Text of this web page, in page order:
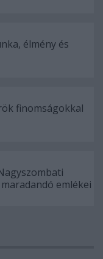
élmény és
finomságokkal
emlékei